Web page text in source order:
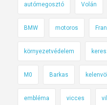
autómegosztó Volán
BMW motoros
környezetvédelem
M0 Barkas
embléma vicces